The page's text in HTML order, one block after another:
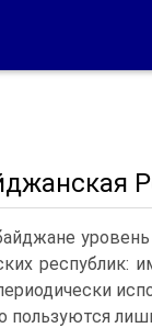
республик:
пользуются